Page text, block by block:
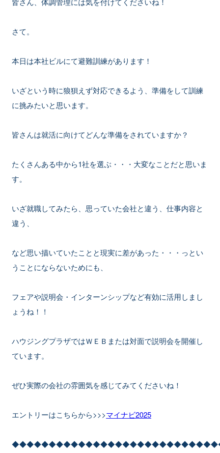
さて。
本日は本社ビルにて避難訓練があります！
いざという時に狼狽えず対応できるよう、準備をして訓練
に挑みたいと思います。
皆さんは就活に向けてどんな準備をされていますか？
たくさんある中から1社を選ぶ・・・大変なことだと思いま
す。
いざ就職してみたら、思っていた会社と違う、仕事内容と
違う、
など思い描いていたことと現実に差があった・・・っとい
うことにならないためにも、
フェアや説明会・インターンシップなど有効に活用しまし
ょうね！！
ハウジングプラザではＷＥＢまたは対面で説明会を開催し
ています。
ぜひ実際の会社の雰囲気を感じてみてくださいね！
エントリーはこちらから>>>マイナビ2025